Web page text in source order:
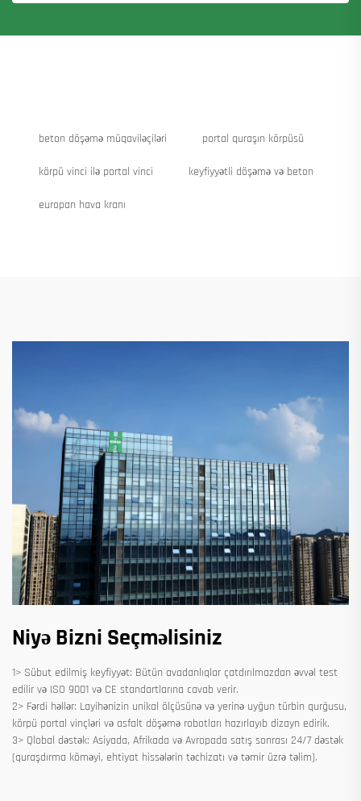
beton döşəmə müqaviləçiləri portal quraşın körpüsü
körpü vinci ilə portal vinci keyfiyyətli döşəmə və beton
europan hava kranı
Niyə Bizni Seçməlisiniz
1> Sübut edilmiş keyfiyyət: Bütün avadanlıqlar çatdırılmazdan əvvəl test
edilir və ISO 9001 və CE standartlarına cavab verir.
2> Fərdi həllər: Layihənizin unikal ölçüsünə və yerinə uyğun türbin qurğusu,
körpü portal vinçləri və asfalt döşəmə robotları hazırlayıb dizayn edirik.
3> Qlobal dəstək: Asiyada, Afrikada və Avropada satış sonrası 24/7 dəstək
(quraşdırma köməyi, ehtiyat hissələrin təchizatı və təmir üzrə təlim).